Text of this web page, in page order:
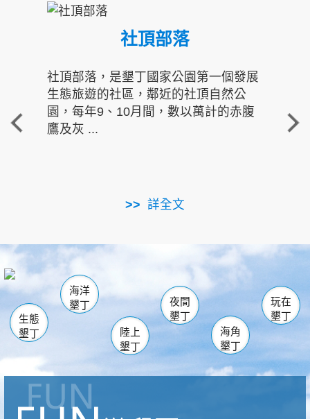
社頂部落
社頂部落，是墾丁國家公園第一個發展
生態旅遊的社區，鄰近的社頂自然公
園，每年9、10月間，數以萬計的赤腹
鷹及灰 ...
詳全文
重
走進
南仁湖
海生館
恆春 佳樂水
龍鑾潭自然中心 森林遊樂區
瓊麻館
關山 墾管處遊客中心
社頂公園 風吹沙
船帆石
白砂 龍磐公園
香蕉灣
砂島
鵝鑾鼻
生態
墾丁
海洋
墾丁
陸上
墾丁
夜間
墾丁
海角
墾丁
玩在
墾丁